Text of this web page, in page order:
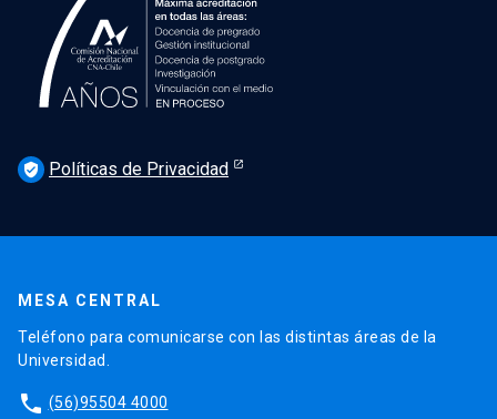
verified_user Políticas de Privacidad
MESA CENTRAL
Teléfono para comunicarse con las distintas áreas de la
Universidad.
phone (56)95504 4000